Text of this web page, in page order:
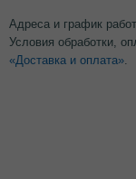
Адреса и график
Условия обработки,
«Доставка и оплата»